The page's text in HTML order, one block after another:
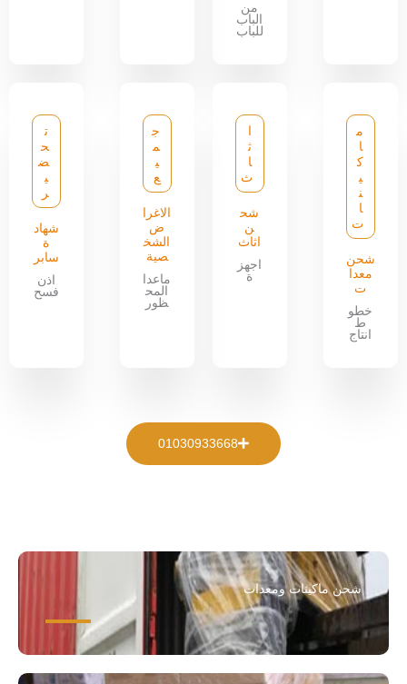
من
الباب
للباب
م
ا
ك
ي
ن
ا
ت
شحن
معدا
ت
خطو
ط
انتاج
ث
ا
ث
شح
ن
اثاث
اجهز
ة
ج
م
ي
ع
الاغرا
ض
الشخ
صية
ماعدا
المح
ظور
ت
ح
ض
ي
ر
شهاد
ة
سابر
اذن
فسح
01030933668
شحن ماكينات ومعدات